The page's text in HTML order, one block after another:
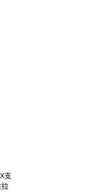
支
拉